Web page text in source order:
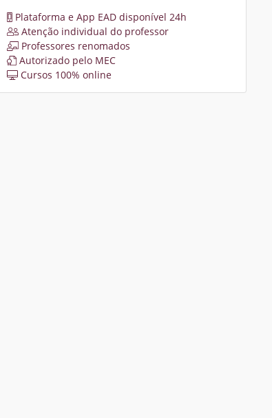
Plataforma e App EAD disponível 24h
Atenção individual do professor
Professores renomados
Autorizado pelo MEC
Cursos 100% online